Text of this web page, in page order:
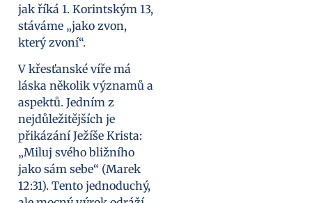
jak říká 1. Korintským 13,
stáváme „jako zvon,
který zvoní“.
V křesťanské víře má
láska několik významů a
aspektů. Jedním z
nejdůležitějších je
přikázání Ježíše Krista:
„Miluj svého bližního
jako sám sebe“ (Marek
12:31). Tento jednoduchý,